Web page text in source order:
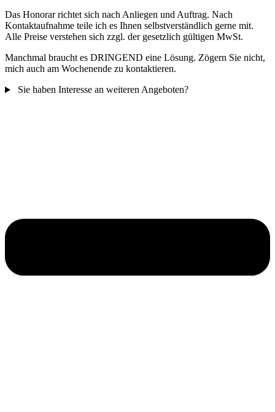
Das Honorar richtet sich nach Anliegen und Auftrag. Nach
Kontaktaufnahme teile ich es Ihnen selbstverständlich gerne mit.
Alle Preise verstehen sich zzgl. der gesetzlich gültigen MwSt.
Manchmal braucht es DRINGEND eine Lösung. Zögern Sie nicht,
mich auch am Wochenende zu kontaktieren.
Sie haben Interesse an weiteren Angeboten?